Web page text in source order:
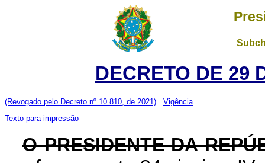
DECRETO DE 29
(Revogado pelo Decreto nº 10.810, de 2021)
Vigência
Texto para impressão
O PRESIDENTE DA